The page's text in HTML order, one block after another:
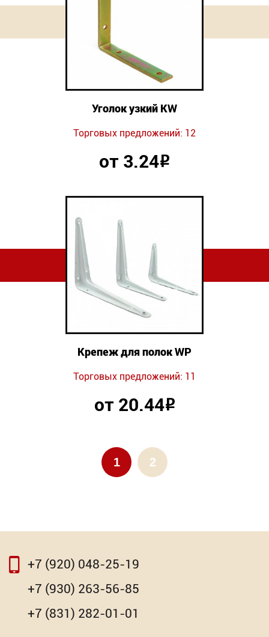
Уголок узкий KW
Торговых предложений: 12
от 3.24Р
Крепеж для полок WP
Торговых предложений: 11
от 20.44Р
1 2
+7 (920) 048-25-19
+7 (930) 263-56-85
+7 (831) 282-01-01